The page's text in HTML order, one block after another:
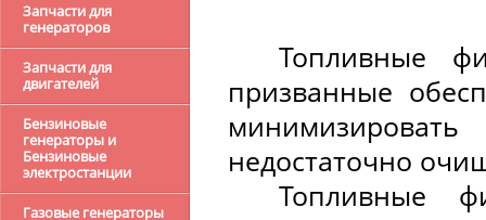
Запчасти для
генераторов
Запчасти для
двигателей
Бензиновые
генераторы и
Бензиновые
электростанции
Газовые генераторы
Топливные
призванные
недостаточно
Топливные